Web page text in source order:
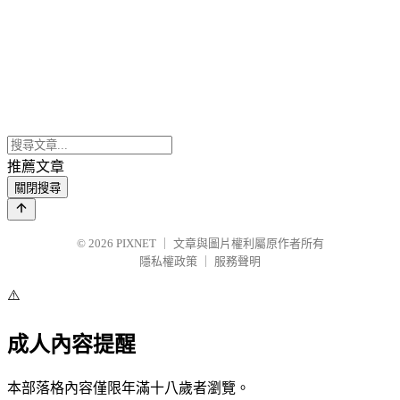
推薦文章
關閉搜尋
© 2026 PIXNET
文章與圖片權利屬原作者所有
隱私權政策
服務聲明
⚠️
成人內容提醒
本部落格內容僅限年滿十八歲者瀏覽。